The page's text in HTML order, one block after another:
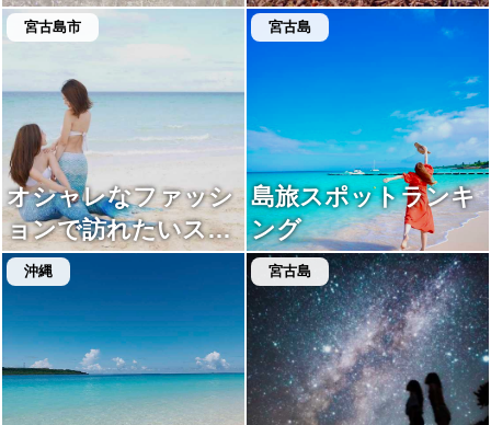
宮古島市
オシャレなファッシ
ョンで訪れたいスポ
ットランキング
宮古島
島旅スポットランキ
ング
沖縄 宮古島